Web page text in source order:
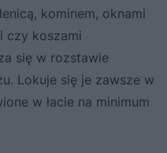
kominem, oknami
czy koszami
się w rozstawie
Lokuje się je zawsze w
w łacie na minimum